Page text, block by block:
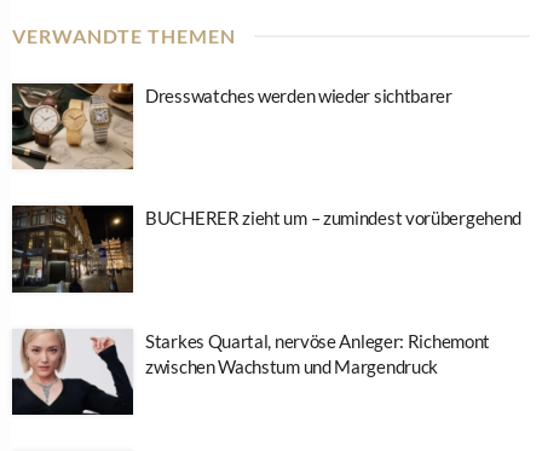
VERWANDTE THEMEN
Dresswatches werden wieder sichtbarer
BUCHERER zieht um – zumindest vorübergehend
Starkes Quartal, nervöse Anleger: Richemont
zwischen Wachstum und Margendruck